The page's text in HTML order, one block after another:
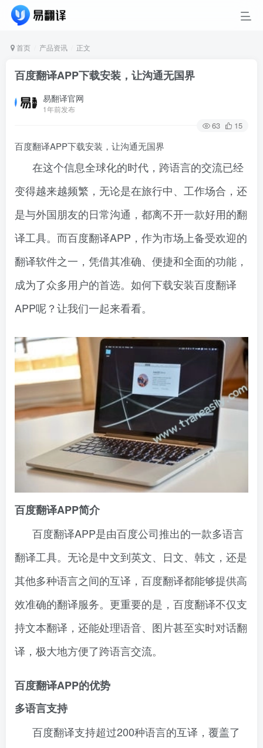
首页 产品资讯 正文
百度翻译APP下载安装，让沟通无国界
易翻译官网
1年前发布
63 15
百度翻译APP下载安装，让沟通无国界
在这个信息全球化的时代，跨语言的交流已经
变得越来越频繁，无论是在旅行中、工作场合，还
是与外国朋友的日常沟通，都离不开一款好用的翻
译工具。而百度翻译APP，作为市场上备受欢迎的
翻译软件之一，凭借其准确、便捷和全面的功能，
成为了众多用户的首选。如何下载安装百度翻译
APP呢？让我们一起来看看。
百度翻译APP简介
百度翻译APP是由百度公司推出的一款多语言
翻译工具。无论是中文到英文、日文、韩文，还是
其他多种语言之间的互译，百度翻译都能够提供高
效准确的翻译服务。更重要的是，百度翻译不仅支
持文本翻译，还能处理语音、图片甚至实时对话翻
译，极大地方便了跨语言交流。
百度翻译APP的优势
多语言支持
百度翻译支持超过200种语言的互译，覆盖了